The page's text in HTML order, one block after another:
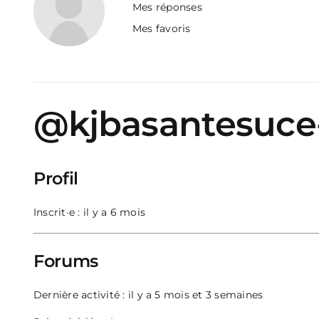
Mes réponses
Mes favoris
Profil
Inscrit·e : il y a 6 mois
Forums
Dernière activité : il y a 5 mois et 3 semaines